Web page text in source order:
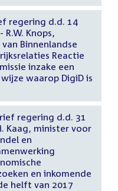
regering d.d. 14
Knops,
Binnenlandse
Reactie
inzake een
waarop DigiD is
regering d.d. 31
Kaag, minister voor
en
en inkomende
helft van 2017